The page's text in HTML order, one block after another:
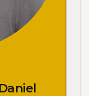
Daniel